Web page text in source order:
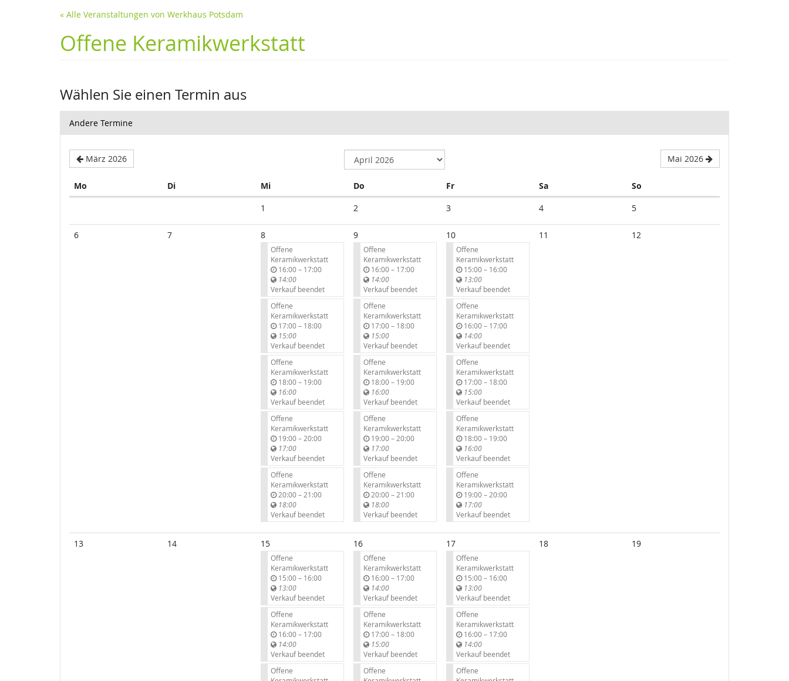
« Alle Veranstaltungen von Werkhaus Potsdam
Offene Keramikwerkstatt
Wählen Sie einen Termin aus
Andere Termine
März 2026 Mai 2026
Mo DiDienstag MiMittwoch Do FrFreitag SaSamstag So
1 2 3 4 5
6 7 8
Offene
Keramikwerkstatt
16:00–b
s
17:00
14:00
Verkauf beendet
Offene
Keramikwerkstatt
17:00–b
s
18:00
15:00
Verkauf beendet
Offene
Keramikwerkstatt
18:00–b
s
19:00
16:00
Verkauf beendet
Offene
Keramikwerkstatt
19:00–b
s
20:00
17:00
Verkauf beendet
Offene
Keramikwerkstatt
20:00–b
s
21:00
18:00
Verkauf beendet
9
Offene
Keramikwerkstatt
16:00–b
s
17:00
14:00
Verkauf beendet
Offene
Keramikwerkstatt
17:00–b
s
18:00
15:00
Verkauf beendet
Offene
Keramikwerkstatt
18:00–b
s
19:00
16:00
Verkauf beendet
Offene
Keramikwerkstatt
19:00–b
s
20:00
17:00
Verkauf beendet
Offene
Keramikwerkstatt
20:00–b
s
21:00
18:00
Verkauf beendet
10
Offene
Keramikwerkstatt
15:00–b
s
16:00
13:00
Verkauf beendet
Offene
Keramikwerkstatt
16:00–b
s
17:00
14:00
Verkauf beendet
Offene
Keramikwerkstatt
17:00–b
s
18:00
15:00
Verkauf beendet
Offene
Keramikwerkstatt
18:00–b
s
19:00
16:00
Verkauf beendet
Offene
Keramikwerkstatt
19:00–b
s
20:00
17:00
Verkauf beendet
11 12
13 14 15
Offene
Keramikwerkstatt
15:00–b
s
16:00
13:00
Verkauf beendet
Offene
Keramikwerkstatt
16:00–b
s
17:00
14:00
Verkauf beendet
Offene
16
Offene
Keramikwerkstatt
16:00–b
s
17:00
14:00
Verkauf beendet
Offene
Keramikwerkstatt
17:00–b
s
18:00
15:00
Verkauf beendet
Offene
17
Offene
Keramikwerkstatt
15:00–b
s
16:00
13:00
Verkauf beendet
Offene
Keramikwerkstatt
16:00–b
s
17:00
14:00
Verkauf beendet
Offene
18 19